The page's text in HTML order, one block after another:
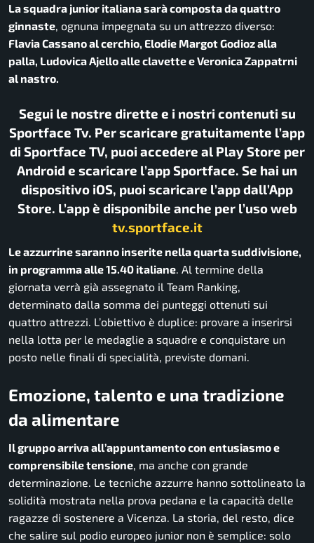
La squadra junior italiana sarà composta da quattro
ginnaste , ognuna impegnata su un attrezzo diverso:
Flavia Cassano al cerchio, Elodie Margot Godioz alla
palla, Ludovica Ajello alle clavette e Veronica Zappatrni
al nastro.
Segui le nostre dirette e i nostri contenuti su
Sportface Tv. Per scaricare gratuitamente l’app
di Sportface TV, puoi accedere al Play Store per
Android e scaricare l’app Sportface. Se hai un
dispositivo iOS, puoi scaricare l’app dall’App
Store. L’app è disponibile anche per l’uso web
tv.sportface.it
Le azzurrine saranno inserite nella quarta suddivisione,
in programma alle 15.40 italiane. Al termine della
giornata verrà già assegnato il Team Ranking,
determinato dalla somma dei punteggi ottenuti sui
quattro attrezzi. L’obiettivo è duplice: provare a inserirsi
nella lotta per le medaglie a squadre e conquistare un
posto nelle finali di specialità, previste domani.
Emozione, talento e una tradizione
da alimentare
Il gruppo arriva all’appuntamento con entusiasmo e
comprensibile tensione, ma anche con grande
determinazione. Le tecniche azzurre hanno sottolineato la
solidità mostrata nella prova pedana e la capacità delle
ragazze di sostenere a Vicenza. La storia, del resto, dice
che salire sul podio europeo junior non è semplice: solo